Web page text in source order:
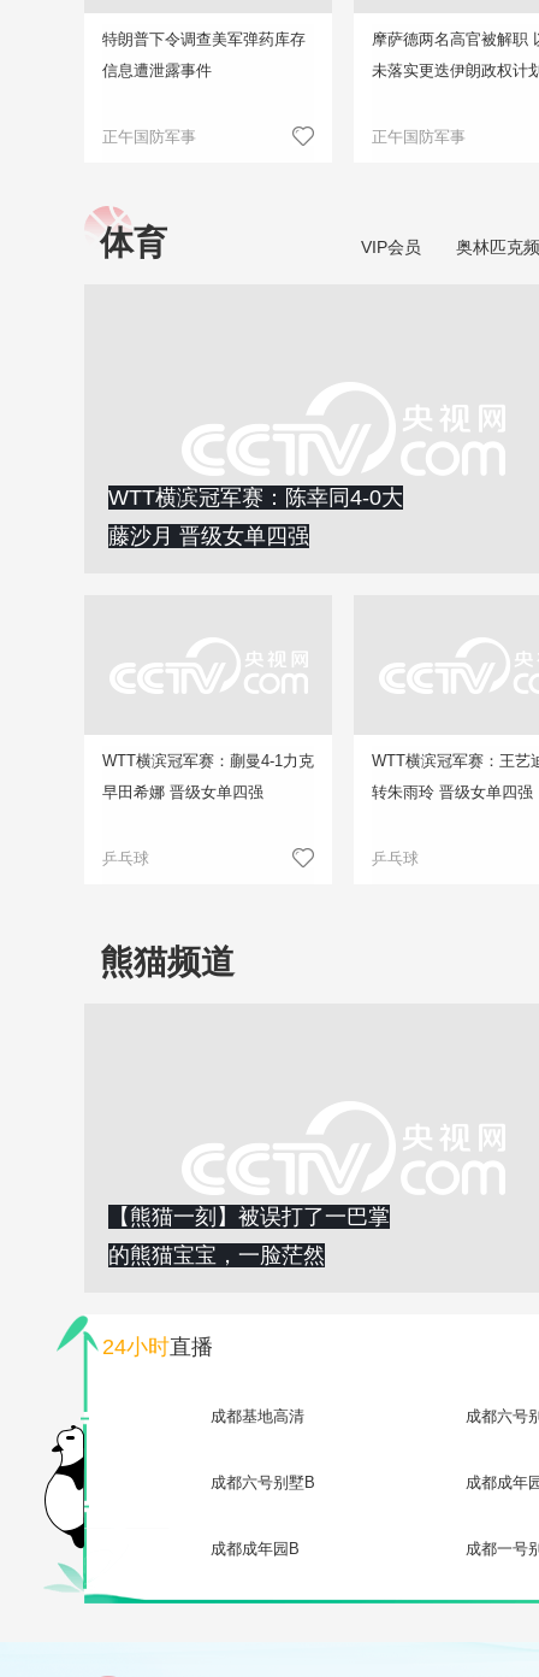
特朗普下令调查美军弹药库存
信息遭泄露事件
正午国防军事
摩萨德两名高官被解职
未落实更迭伊朗政权计
正午国防军事
体育 VIP会员 奥林匹克
WTT横滨冠军赛：陈幸同4-0大
藤沙月 晋级女单四强
WTT横滨冠军赛：蒯曼4-1力克
早田希娜 晋级女单四强
乒乓球
WTT横滨冠军赛：王艺
转朱雨玲 晋级女单四强
乒乓球
熊猫频道
【熊猫一刻】被误打了一巴掌
的熊猫宝宝，一脸茫然
24小时直播
成都基地高清 成都六号
成都六号别墅B 成都成年
成都成年园B 成都一号